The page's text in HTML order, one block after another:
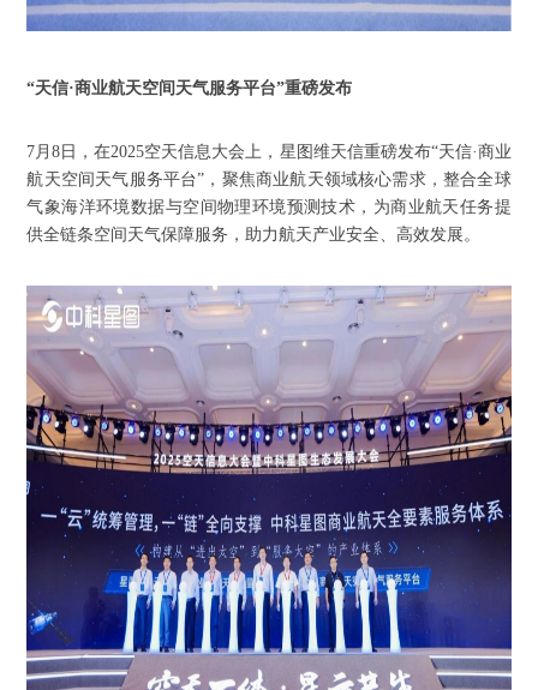
“天信·商业航天空间天气服务平台”重磅发布
7月8日，在2025空天信息大会上，星图维天信重磅发布“天信·商业
航天空间天气服务平台”，聚焦商业航天领域核心需求，整合全球
气象海洋环境数据与空间物理环境预测技术，为商业航天任务提
供全链条空间天气保障服务，助力航天产业安全、高效发展。